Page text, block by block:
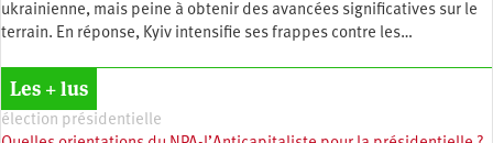
ukrainienne, mais peine à obtenir des avancées significatives sur le
terrain. En réponse, Kyiv intensifie ses frappes contre les…
Les + lus
élection présidentielle